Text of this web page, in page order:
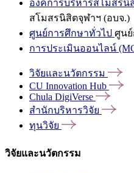
องค์การบริหารสโมสรนิ
สโมสรนิสิตจุฬาฯ (อบจ.)
ศูนย์การศึกษาทั่วไป ศูนย์
การประเมินออนไลน์
วิจัยและนวัตกรรม
CU Innovation Hub
Chula DigiVerse
สำนักบริหารวิจัย
ทุนวิจัย
วิจัยและนวัตกรรม